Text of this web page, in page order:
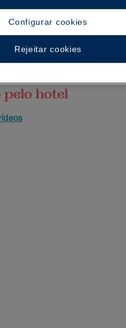
pelo hotel
Configurar cookies
Rejeitar cookies